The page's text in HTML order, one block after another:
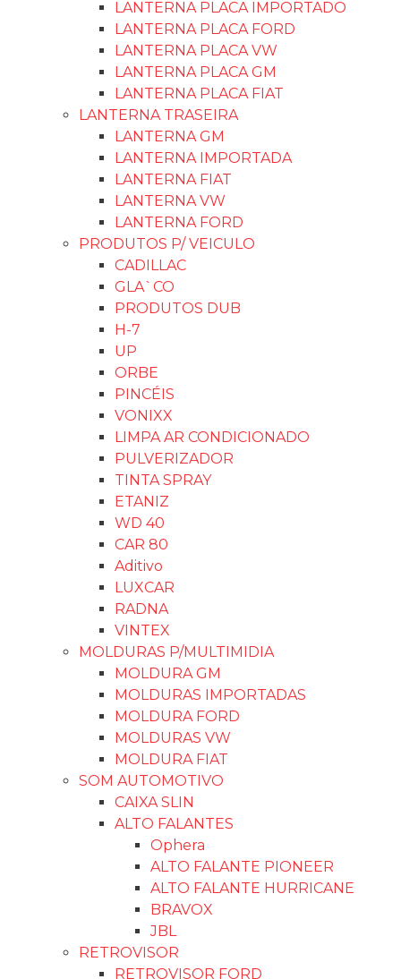
LANTERNA PLACA IMPORTADO
LANTERNA PLACA FORD
LANTERNA PLACA VW
LANTERNA PLACA GM
LANTERNA PLACA FIAT
LANTERNA TRASEIRA
LANTERNA GM
LANTERNA IMPORTADA
LANTERNA FIAT
LANTERNA VW
LANTERNA FORD
PRODUTOS P/ VEICULO
CADILLAC
GLA`CO
PRODUTOS DUB
H-7
UP
ORBE
PINCÉIS
VONIXX
LIMPA AR CONDICIONADO
PULVERIZADOR
TINTA SPRAY
ETANIZ
WD 40
CAR 80
Aditivo
LUXCAR
RADNA
VINTEX
MOLDURAS P/MULTIMIDIA
MOLDURA GM
MOLDURAS IMPORTADAS
MOLDURA FORD
MOLDURAS VW
MOLDURA FIAT
SOM AUTOMOTIVO
CAIXA SLIN
ALTO FALANTES
Ophera
ALTO FALANTE PIONEER
ALTO FALANTE HURRICANE
BRAVOX
JBL
RETROVISOR
RETROVISOR FORD